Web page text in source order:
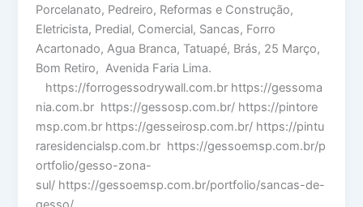
Porcelanato, Pedreiro, Reformas e Construção,
Eletricista, Predial, Comercial, Sancas, Forro
Acartonado, Agua Branca, Tatuapé, Brás, 25 Março,
Bom Retiro, Avenida Faria Lima.
https://forrogessodrywall.com.br https://gessoma
nia.com.br https://gessosp.com.br/ https://pintore
msp.com.br https://gesseirosp.com.br/ https://pintu
raresidencialsp.com.br https://gessoemsp.com.br/p
ortfolio/gesso-zona-
sul/ https://gessoemsp.com.br/portfolio/sancas-de-